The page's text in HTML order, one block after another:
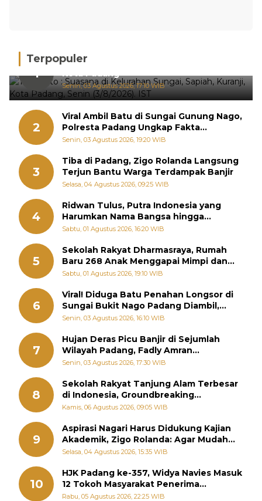
Terpopuler
1
Hujan Deras, 15 Titik Banjir Terdeteksi di
Kota Padang
Senin, 03 Agustus 2026, 17:10 WIB
2
Viral Ambil Batu di Sungai Gunung Nago,
Polresta Padang Ungkap Fakta
Sebenarnya
Senin, 03 Agustus 2026, 19:20 WIB
3
Tiba di Padang, Zigo Rolanda Langsung
Terjun Bantu Warga Terdampak Banjir
Selasa, 04 Agustus 2026, 09:25 WIB
4
Ridwan Tulus, Putra Indonesia yang
Harumkan Nama Bangsa hingga
Diabadikan dalam Buku Jepang
Sabtu, 01 Agustus 2026, 16:20 WIB
5
Sekolah Rakyat Dharmasraya, Rumah
Baru 268 Anak Menggapai Mimpi dan
Memutus Rantai Kemiskinan
Sabtu, 01 Agustus 2026, 19:10 WIB
6
Viral! Diduga Batu Penahan Longsor di
Sungai Bukit Nago Padang Diambil,
Warga Khawatir Bencana Terulang
Senin, 03 Agustus 2026, 16:10 WIB
7
Hujan Deras Picu Banjir di Sejumlah
Wilayah Padang, Fadly Amran
Perintahkan OPD Siaga
Senin, 03 Agustus 2026, 17:30 WIB
8
Sekolah Rakyat Tanjung Alam Terbesar
di Indonesia, Groundbreaking
September
Kamis, 06 Agustus 2026, 09:05 WIB
9
Aspirasi Nagari Harus Didukung Kajian
Akademik, Zigo Rolanda: Agar Mudah
Diperjuangkan di Kementerian
Selasa, 04 Agustus 2026, 15:35 WIB
10
HJK Padang ke-357, Widya Navies Masuk
12 Tokoh Masyarakat Penerima
Penghargaan Pemko Padang
Rabu, 05 Agustus 2026, 22:25 WIB